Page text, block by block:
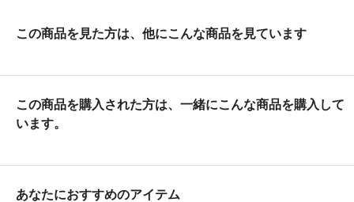
この商品を見た方は、他にこんな商品を見ています
この商品を購入された方は、一緒にこんな商品を購入して
います。
あなたにおすすめのアイテム